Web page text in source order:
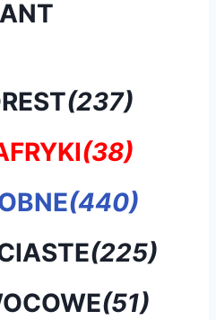
(237)
(38)
(440)
(225)
(51)